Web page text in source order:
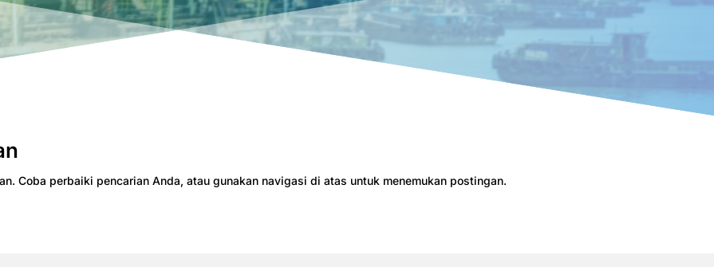
Coba perbaiki pencarian Anda, atau gunakan navigasi di atas untuk menemukan postingan.